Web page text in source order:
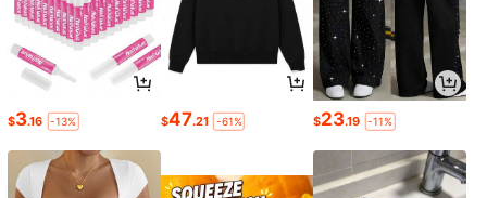
$3.16 -13% $47.21 -61% $23.19 -11%